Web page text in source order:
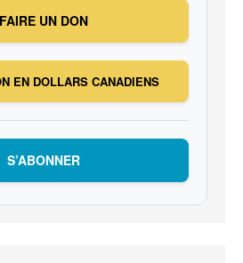
FAIRE UN DON
EN DOLLARS CANADIENS
S’ABONNER